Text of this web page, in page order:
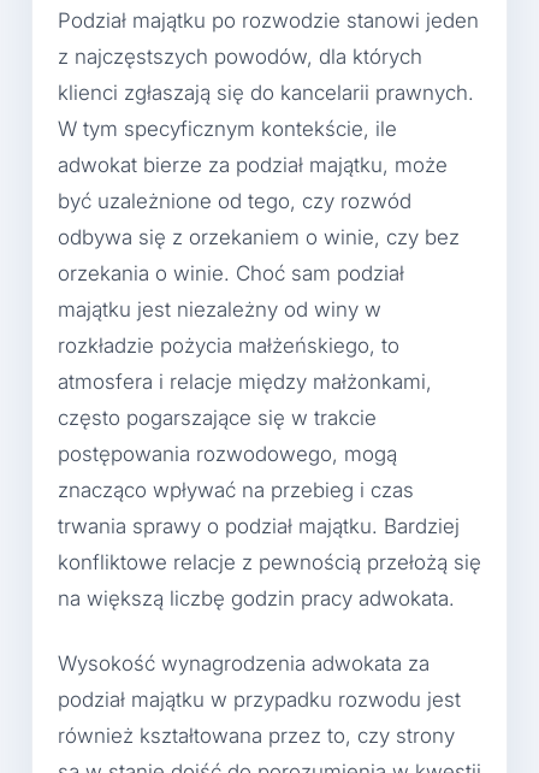
Podział majątku po rozwodzie stanowi jeden
z najczęstszych powodów, dla których
klienci zgłaszają się do kancelarii prawnych.
W tym specyficznym kontekście, ile
adwokat bierze za podział majątku, może
być uzależnione od tego, czy rozwód
odbywa się z orzekaniem o winie, czy bez
orzekania o winie. Choć sam podział
majątku jest niezależny od winy w
rozkładzie pożycia małżeńskiego, to
atmosfera i relacje między małżonkami,
często pogarszające się w trakcie
postępowania rozwodowego, mogą
znacząco wpływać na przebieg i czas
trwania sprawy o podział majątku. Bardziej
konfliktowe relacje z pewnością przełożą się
na większą liczbę godzin pracy adwokata.
Wysokość wynagrodzenia adwokata za
podział majątku w przypadku rozwodu jest
również kształtowana przez to, czy strony